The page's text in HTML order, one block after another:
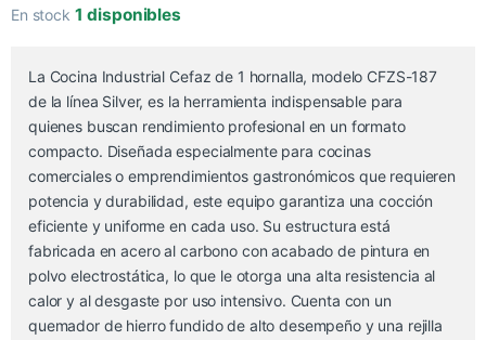
En stock 1 disponibles
La Cocina Industrial Cefaz de 1 hornalla, modelo CFZS-187
de la línea Silver, es la herramienta indispensable para
quienes buscan rendimiento profesional en un formato
compacto. Diseñada especialmente para cocinas
comerciales o emprendimientos gastronómicos que requieren
potencia y durabilidad, este equipo garantiza una cocción
eficiente y uniforme en cada uso. Su estructura está
fabricada en acero al carbono con acabado de pintura en
polvo electrostática, lo que le otorga una alta resistencia al
calor y al desgaste por uso intensivo. Cuenta con un
quemador de hierro fundido de alto desempeño y una rejilla